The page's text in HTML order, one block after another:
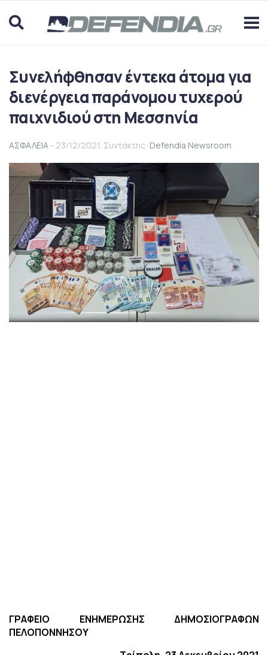
Συνελήφθησαν έντεκα άτομα για
διενέργεια παράνομου τυχερού
παιχνιδιού στη Μεσσηνία
ΑΣΦΑΛΕΙΑ - 23/12/2021. Συντάκτης: Defendia Newsroom
ΓΡΑΦΕΙΟ ΕΝΗΜΕΡΩΣΗΣ ΔΗΜΟΣΙΟΓΡΑΦΩΝ
ΠΕΛΟΠΟΝΝΗΣΟΥ